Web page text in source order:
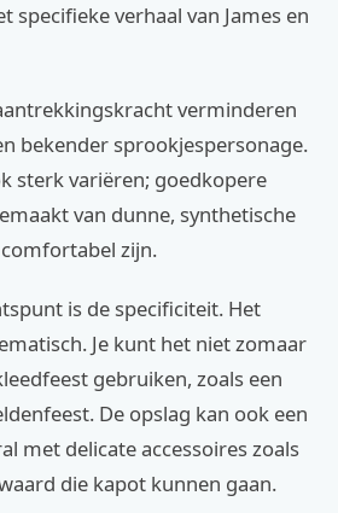
specifieke verhaal van James en
verminderen
bekender sprookjespersonage.
sterk variëren; goedkopere
van dunne, synthetische
zijn.
is de specificiteit. Het
Je kunt het niet zomaar
gebruiken, zoals een
De opslag kan ook een
met delicate accessoires zoals
die kapot kunnen gaan.